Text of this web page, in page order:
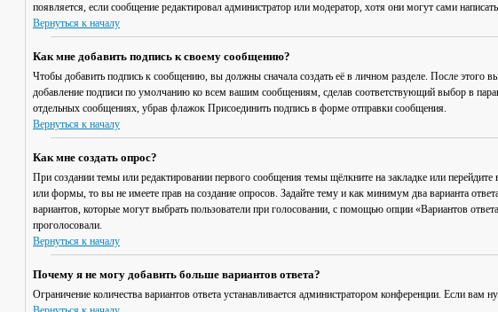
появляется, если сообщение редактировал администратор или модератор, хотя они могут сами
Вернуться к началу
Как мне добавить подпись к своему сообщению?
Чтобы добавить подпись к сообщению, вы должны сначала создать её в личном разделе. После этого
добавление подписи по умолчанию ко всем вашим сообщениям, сделав соответствующий выбор в
отдельных сообщениях, убрав флажок Присоединить подпись в форме отправки сообщения.
Вернуться к началу
Как мне создать опрос?
При создании темы или редактировании первого сообщения темы щёлкните на закладке или
или формы, то вы не имеете прав на создание опросов. Задайте тему и как минимум два варианта
вариантов, которые могут выбрать пользователи при голосовании, с помощью опции «Вариантов
проголосовали.
Вернуться к началу
Почему я не могу добавить больше вариантов ответа?
Ограничение количества вариантов ответа устанавливается администратором конференции. Если